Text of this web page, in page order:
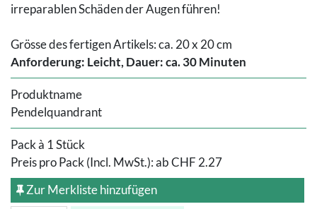
irreparablen Schäden der Augen führen!
Grösse des fertigen Artikels: ca. 20 x 20 cm
Anforderung: Leicht, Dauer: ca. 30 Minuten
Produktname
Pendelquandrant
Pack à 1 Stück
Preis pro Pack (Incl. MwSt.):abCHF 2.27
Zur Merkliste hinzufügen